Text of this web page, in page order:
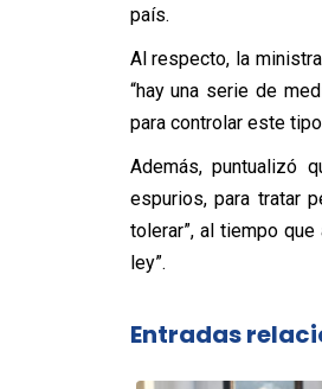
país.
Al respecto, la
“hay una serie de
para controlar este
Además, puntualizó
espurios, para tratar
tolerar”, al tiempo
ley”.
Entradas